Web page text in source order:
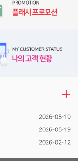
2026-05-19
2026-05-19
2026-02-12